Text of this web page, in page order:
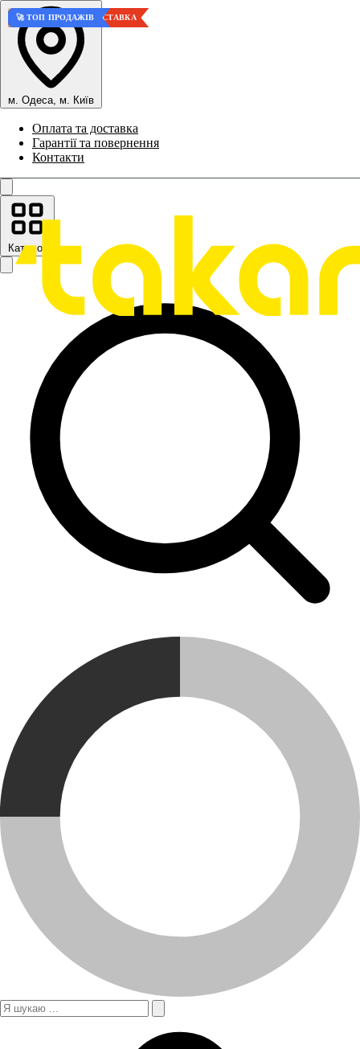
м. Одеса, м. Київ
Оплата та доставка
Гарантії та повернення
Контакти
Каталог
⚡ БЕЗКОШТОВНА ДОСТАВКА
🏆 КРАЩИЙ ВАРІАНТ
💎 ВИСОКА ЯКІСТЬ
💎 ВИСОКА ЯКІСТЬ
🏆 КРАЩИЙ ВАРІАНТ
⚡ БЕЗКОШТОВНА ДОСТАВКА
⚡ БЕЗКОШТОВНА ДОСТАВКА
🚀 ТОП ПРОДАЖІВ